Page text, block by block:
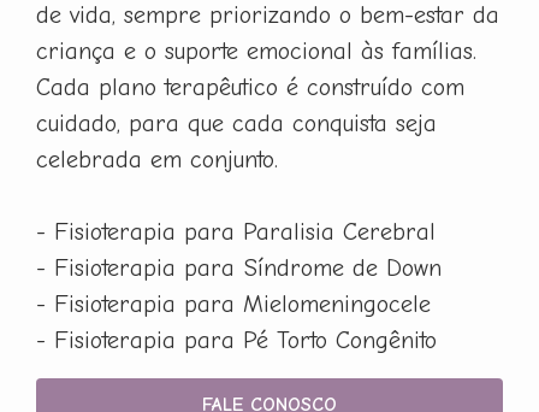
de vida, sempre priorizando o bem-estar da
criança e o suporte emocional às famílias.
Cada plano terapêutico é construído com
cuidado, para que cada conquista seja
celebrada em conjunto.
- Fisioterapia para Paralisia Cerebral
- Fisioterapia para Síndrome de Down
- Fisioterapia para Mielomeningocele
- Fisioterapia para Pé Torto Congênito
FALE CONOSCO